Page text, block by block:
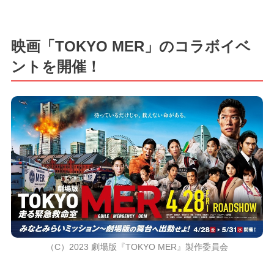
映画「TOKYO MER」のコラボイベ
ントを開催！
（C）2023 劇場版『TOKYO MER』製作委員会